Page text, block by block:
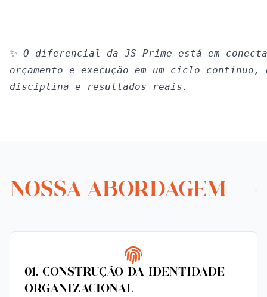
✨ O diferencial da JS Prime está em
orçamento e execução em um ciclo
disciplina e resultados reais.
NOSSA ABORDAGEM
01. Construção da Identidade
Organizacional